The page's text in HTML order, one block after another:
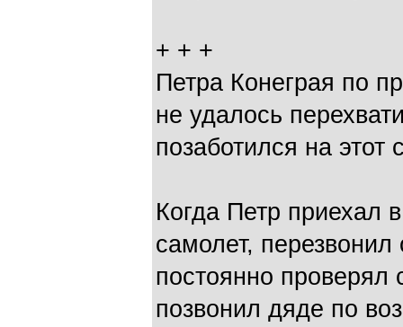
+ + +
Петра Конеграя по
не удалось
позаботился на этот
Когда Петр приехал
самолет,
постоянно проверял
позвонил дяде по